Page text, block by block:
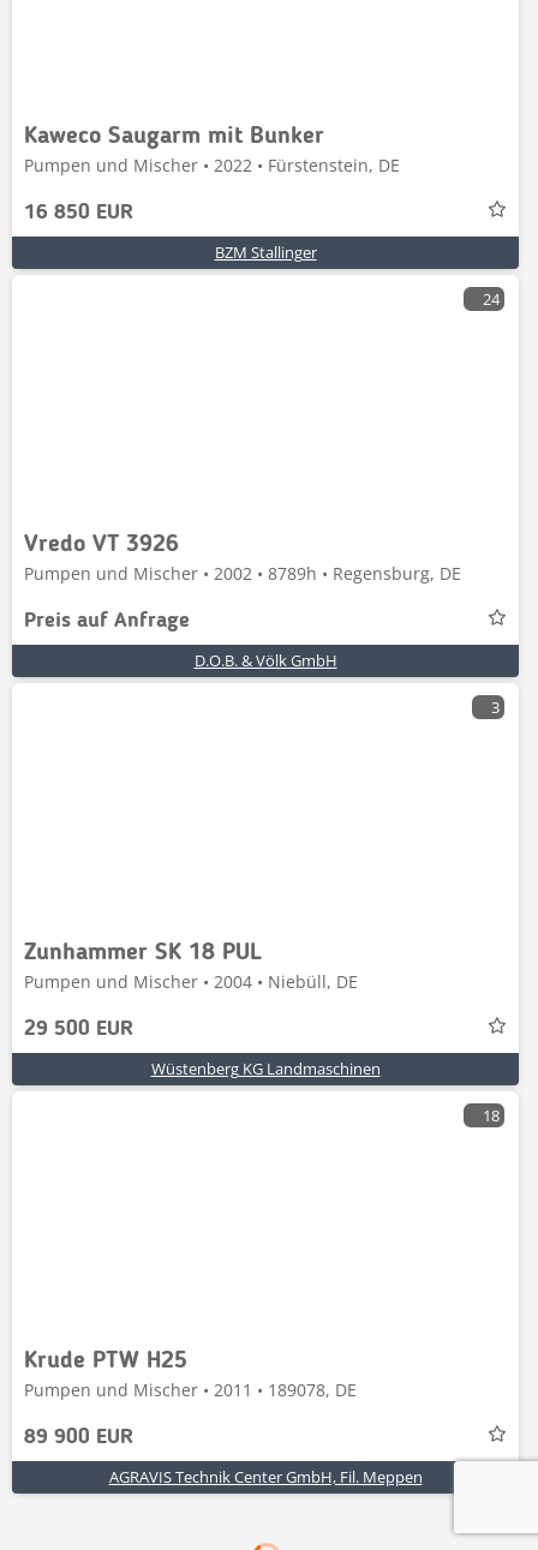
Kaweco Saugarm mit Bunker
Pumpen und Mischer • 2022 • Fürstenstein, DE
16 850 EUR
BZM Stallinger
24
Vredo VT 3926
Pumpen und Mischer • 2002 • 8789h • Regensburg, DE
Preis auf Anfrage
D.O.B. & Völk GmbH
3
Zunhammer SK 18 PUL
Pumpen und Mischer • 2004 • Niebüll, DE
29 500 EUR
Wüstenberg KG Landmaschinen
18
Krude PTW H25
Pumpen und Mischer • 2011 • 189078, DE
89 900 EUR
AGRAVIS Technik Center GmbH, Fil. Meppen